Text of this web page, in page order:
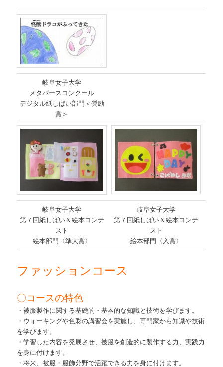
岐阜女子大学
メタバースコンクール
デジタル紙しばい部門＜奨励
賞＞
岐阜女子大学
第７回紙しばい＆絵本コンテ
スト
絵本部門〈準大賞〉
岐阜女子大学
第７回紙しばい＆絵本コンテ
スト
絵本部門〈入賞〉
ファッションコース
〇コースの特色
・被服製作に関する基礎的・基本的な知識と技術を学びます。
・ウォーキングや色彩の講習会を実施し、専門家から知識や技術
を学びます。
・学習した内容を発展させ、被服を創造的に製作する力、実践力
を身に付けます。
・将来、被服・服飾分野で活躍できる力を身に付けます。